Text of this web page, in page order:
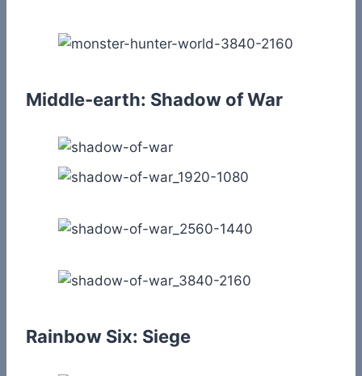
Middle-earth: Shadow of War
Rainbow Six: Siege